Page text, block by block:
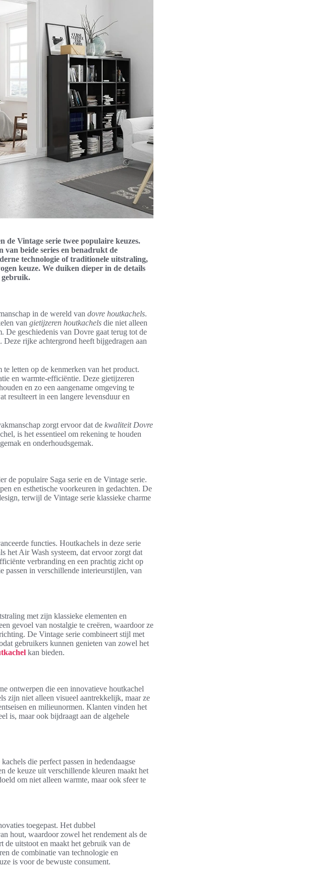
de Vintage serie twee populaire keuzes.
van beide series en benadrukt de
technologie of traditionele uitstraling,
keuze. We duiken dieper in de details
gebruik.
in de wereld van dovre houtkachels.
van gietijzeren houtkachels die niet alleen
De geschiedenis van Dovre gaat terug tot de
rijke achtergrond heeft bijgedragen aan
te letten op de kenmerken van het product.
en warmte-efficiëntie. Deze gietijzeren
en zo een aangename omgeving te
resulteert in een langere levensduur en
zorgt ervoor dat de kwaliteit Dovre
is het essentieel om rekening te houden
en onderhoudsgemak.
de populaire Saga serie en de Vintage serie.
en esthetische voorkeuren in gedachten. De
terwijl de Vintage serie klassieke charme
functies. Houtkachels in deze serie
het Air Wash systeem, dat ervoor zorgt dat
verbranding en een prachtig zicht op
passen in verschillende interieurstijlen, van
met zijn klassieke elementen en
gevoel van nostalgie te creëren, waardoor ze
De Vintage serie combineert stijl met
gebruikers kunnen genieten van zowel het
kan bieden.
ontwerpen die een innovatieve houtkachel
zijn niet alleen visueel aantrekkelijk, maar ze
en milieunormen. Klanten vinden het
is, maar ook bijdraagt aan de algehele
die perfect passen in hedendaagse
de keuze uit verschillende kleuren maakt het
om niet alleen warmte, maar ook sfeer te
toegepast. Het dubbel
hout, waardoor zowel het rendement als de
uitstoot en maakt het gebruik van de
de combinatie van technologie en
is voor de bewuste consument.